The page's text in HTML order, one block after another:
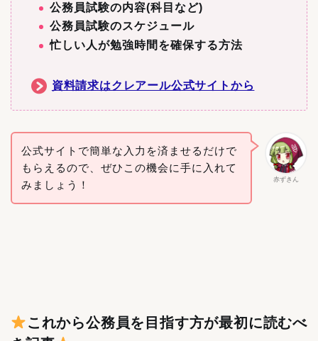
公務員試験の内容(科目など)
公務員試験のスケジュール
忙しい人が勉強時間を確保する方法
資料請求はクレアール公式サイトから
赤ずきん
公式サイトで簡単な入力を済ませるだけで
もらえるので、ぜひこの機会に手に入れて
みましょう！
これから公務員を目指す方が最初に読むべ